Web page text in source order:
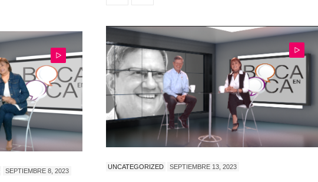
UNCATEGORIZED SEPTIEMBRE 13, 2023
SEPTIEMBRE 8, 2023